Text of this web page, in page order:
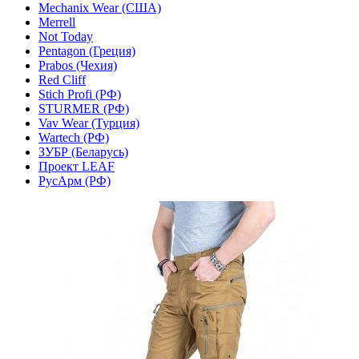
Mechanix Wear (США)
Merrell
Not Today
Pentagon (Греция)
Prabos (Чехия)
Red Cliff
Stich Profi (РФ)
STURMER (РФ)
Vav Wear (Турция)
Wartech (РФ)
ЗУБР (Беларусь)
Проект LEAF
РусАрм (РФ)